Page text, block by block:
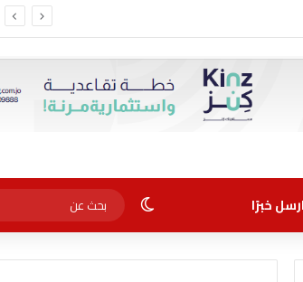
ارسل خبرًا الوضع المظلم